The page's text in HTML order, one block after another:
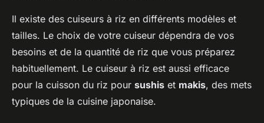
Il existe des cuiseurs à riz en différents modèles et
tailles. Le choix de votre cuiseur dépendra de vos
besoins et de la quantité de riz que vous préparez
habituellement. Le cuiseur à riz est aussi efficace
pour la cuisson du riz pour sushis et makis, des mets
typiques de la cuisine japonaise.